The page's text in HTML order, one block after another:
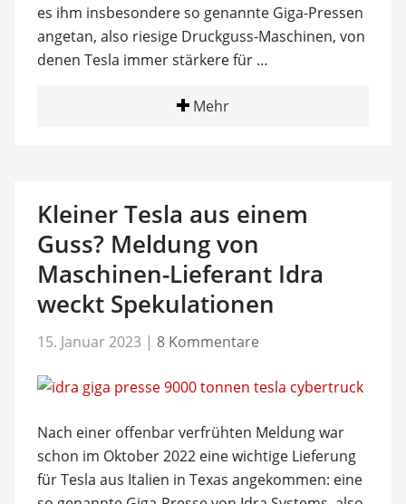
es ihm insbesondere so genannte Giga-Pressen
angetan, also riesige Druckguss-Maschinen, von
denen Tesla immer stärkere für …
Mehr
Kleiner Tesla aus einem
Guss? Meldung von
Maschinen-Lieferant Idra
weckt Spekulationen
15. Januar 2023 | 8 Kommentare
Nach einer offenbar verfrühten Meldung war
schon im Oktober 2022 eine wichtige Lieferung
für Tesla aus Italien in Texas angekommen: eine